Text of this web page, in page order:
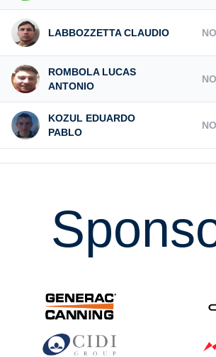
LABBOZZETTA CLAUDIO NO
ROMBOLA LUCAS
ANTONIO
NO
KOZUL EDUARDO
PABLO
NO